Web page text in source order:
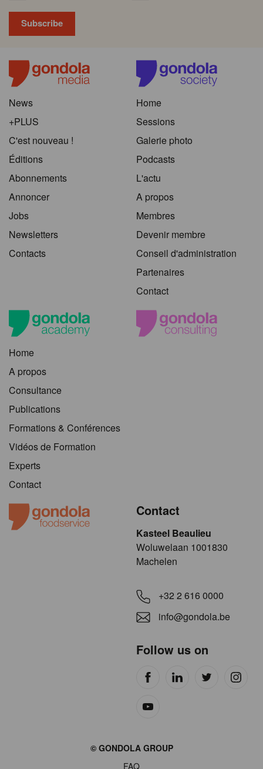
News
+PLUS
C'est nouveau !
Éditions
Abonnements
Annoncer
Jobs
Newsletters
Contacts
Home
Sessions
Galerie photo
Podcasts
L'actu
A propos
Membres
Devenir membre
Conseil d'administration
Partenaires
Contact
Home
A propos
Consultance
Publications
Formations & Conférences
Vidéos de Formation
Experts
Contact
Contact
Kasteel Beaulieu
​​​Woluwelaan 1001830
Machelen
+32 2 616 0000
info@gondola.be
Follow us on
© GONDOLA GROUP
FAQ